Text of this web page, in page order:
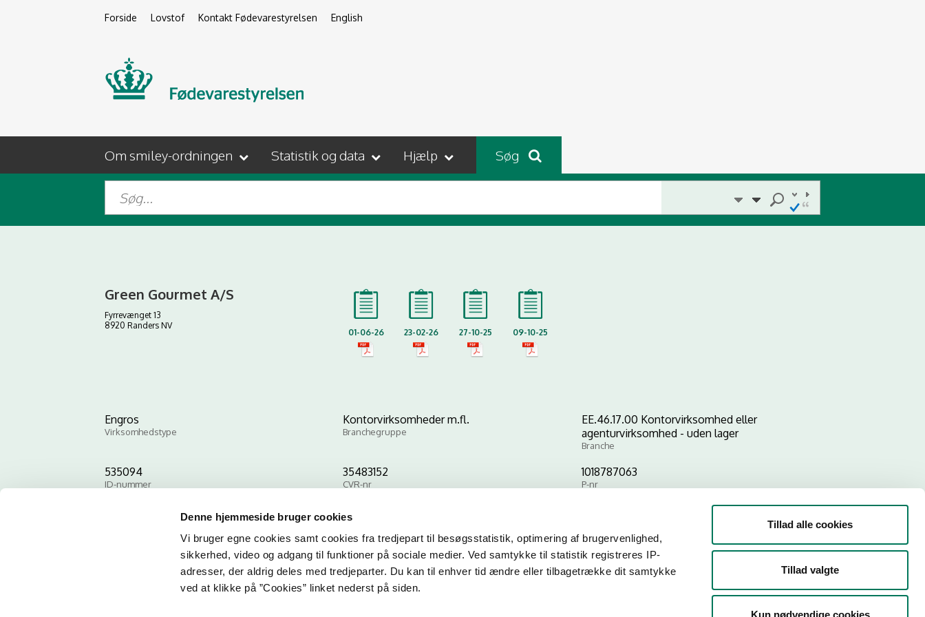
Denne hjemmeside bruger cookies
Vi bruger egne cookies samt cookies fra tredjepart til besøgsstatistik, optimering af brugervenlighed,
sikkerhed, video og adgang til funktioner på sociale medier. Ved samtykke til statistik registreres IP-
adresser, der aldrig deles med tredjeparter. Du kan til enhver tid ændre eller tilbagetrække dit samtykke
ved at klikke på ”Cookies” linket nederst på siden.
Tillad alle cookies
Tillad valgte
Kun nødvendige cookies
Forside Lovstof Kontakt Fødevarestyrelsen English
Om smiley-ordningen Statistik og data Hjælp Søg
Green Gourmet A/S
Fyrrevænget 13
8920 Randers NV
01-06-26 23-02-26 27-10-25 09-10-25
Engros
Virksomhedstype
Kontorvirksomheder m.fl.
Branchegruppe
EE.46.17.00 Kontorvirksomhed eller
agenturvirksomhed - uden lager
Branche
535094
ID-nummer
35483152
CVR-nr
1018787063
P-nr
Kopier link til at indsætte på virksomhedens hjemmeside